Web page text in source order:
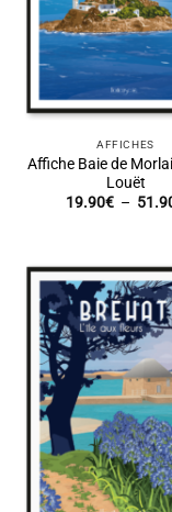
AFFICHES
Affiche Baie de
Louët
19.90€ –